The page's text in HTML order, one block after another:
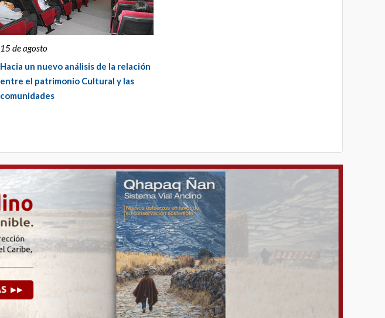
15 de agosto
Hacia un nuevo análisis de la relación
entre el patrimonio Cultural y las
comunidades